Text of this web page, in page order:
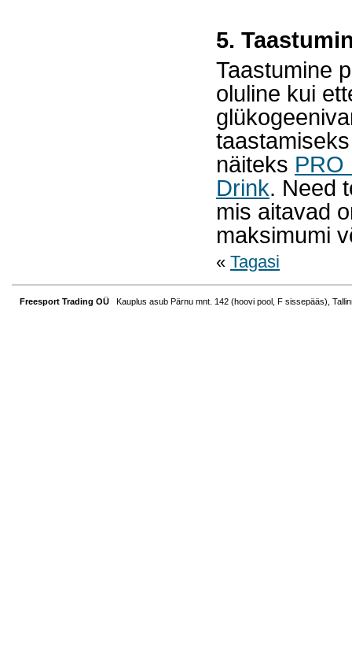
5.
Taastumine
oluline kui
näiteks PRO
Drink. Need
mis aitavad
maksimumi
« Tagasi
Freesport Trading OÜ Kauplus asub Pärnu mnt. 142 (hoovi pool, F sissepääs),